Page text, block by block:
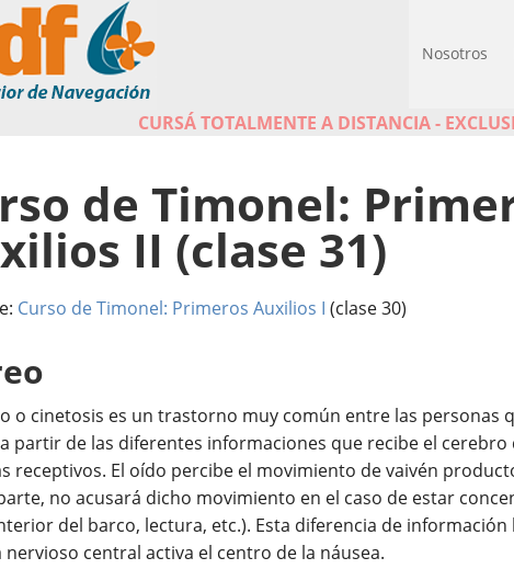
Nosotros
CURSÁ TOTALMENTE A DISTANCIA -
de Timonel:
II (clase 31)
Curso de Timonel: Primeros Auxilios I (clase 30)
o cinetosis es un trastorno muy común entre las personas
partir de las diferentes informaciones que recibe el
receptivos. El oído percibe el movimiento de vaivén
no acusará dicho movimiento en el caso de estar
del barco, lectura, etc.). Esta diferencia de información
nervioso central activa el centro de la náusea.